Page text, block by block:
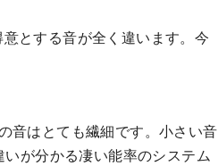
とする音が全く違います。今
音はとても繊細です。小さい音
が分かる凄い能率のシステム